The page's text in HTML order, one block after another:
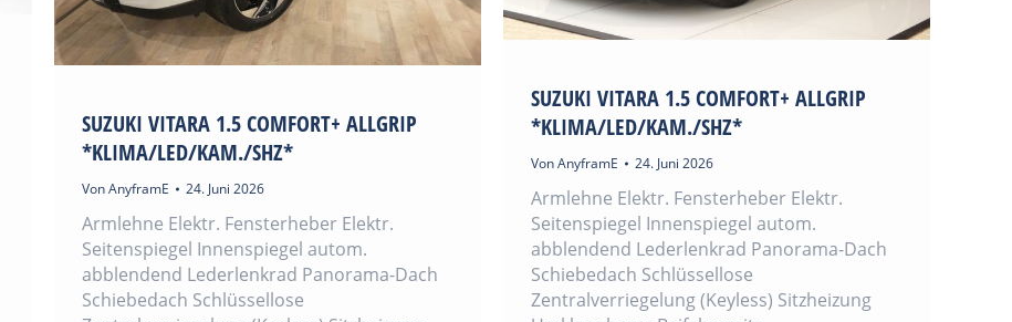
SUZUKI VITARA 1.5 COMFORT+ ALLGRIP
*KLIMA/LED/KAM./SHZ*
VonAnyframE 24. Juni 2026
Armlehne Elektr. Fensterheber Elektr.
Seitenspiegel Innenspiegel autom.
abblendend Lederlenkrad Panorama-Dach
Schiebedach Schlüssellose
Zentralverriegelung (Keyless) Sitzheizung
SUZUKI VITARA 1.5 COMFORT+ ALLGRIP
*KLIMA/LED/KAM./SHZ*
VonAnyframE 24. Juni 2026
Armlehne Elektr. Fensterheber Elektr.
Seitenspiegel Innenspiegel autom.
abblendend Lederlenkrad Panorama-Dach
Schiebedach Schlüssellose